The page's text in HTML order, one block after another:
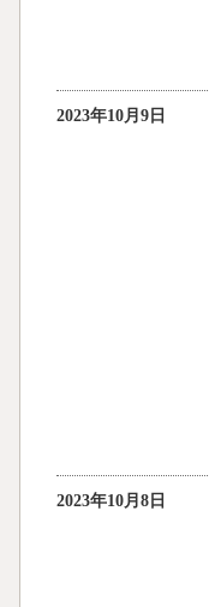
2023年10月9日
2023年10月8日